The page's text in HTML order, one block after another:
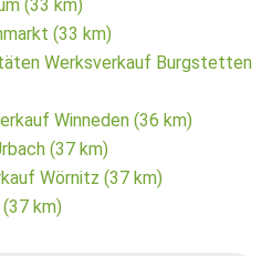
(33 km)
(33 km)
Werksverkauf Burgstetten
Winneden (36 km)
(37 km)
Wörnitz (37 km)
km)